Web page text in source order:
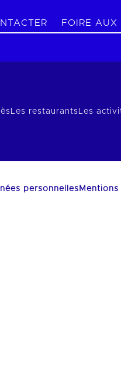
FOIRE AUX
Les restaurantsLes
personnelles Mentions